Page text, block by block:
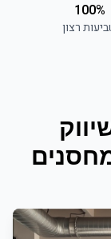
100%
רצון